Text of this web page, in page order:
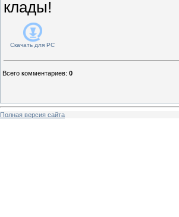
клады!
Скачать для PC
Всего комментариев: 0
Полная версия сайта